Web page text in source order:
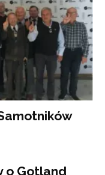
o Gotland